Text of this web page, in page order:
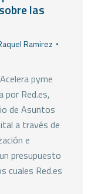
las
Ramirez
pyme
por Red.es,
de Asuntos
a través de
e
presupuesto
cuales Red.es